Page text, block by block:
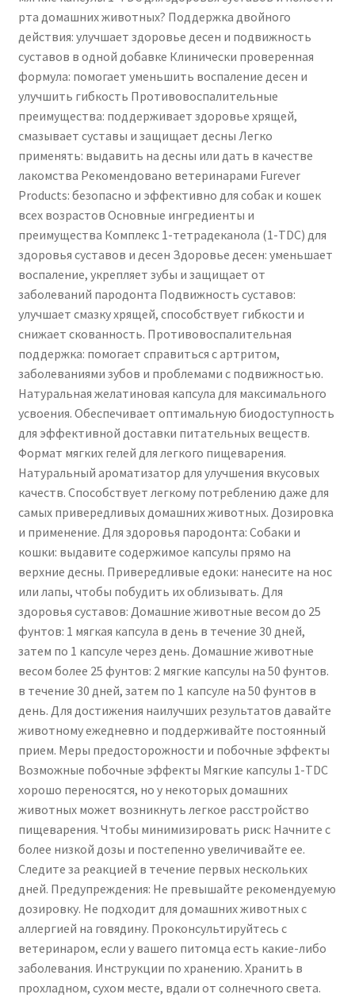
рта домашних животных? Поддержка двойного
действия: улучшает здоровье десен и подвижность
суставов в одной добавке Клинически проверенная
формула: помогает уменьшить воспаление десен и
улучшить гибкость Противовоспалительные
преимущества: поддерживает здоровье хрящей,
смазывает суставы и защищает десны Легко
применять: выдавить на десны или дать в качестве
лакомства Рекомендовано ветеринарами Furever
Products: безопасно и эффективно для собак и кошек
всех возрастов Основные ингредиенты и
преимущества Комплекс 1-тетрадеканола (1-TDC) для
здоровья суставов и десен Здоровье десен: уменьшает
воспаление, укрепляет зубы и защищает от
заболеваний пародонта Подвижность суставов:
улучшает смазку хрящей, способствует гибкости и
снижает скованность. Противовоспалительная
поддержка: помогает справиться с артритом,
заболеваниями зубов и проблемами с подвижностью.
Натуральная желатиновая капсула для максимального
усвоения. Обеспечивает оптимальную биодоступность
для эффективной доставки питательных веществ.
Формат мягких гелей для легкого пищеварения.
Натуральный ароматизатор для улучшения вкусовых
качеств. Способствует легкому потреблению даже для
самых привередливых домашних животных. Дозировка
и применение. Для здоровья пародонта: Собаки и
кошки: выдавите содержимое капсулы прямо на
верхние десны. Привередливые едоки: нанесите на нос
или лапы, чтобы побудить их облизывать. Для
здоровья суставов: Домашние животные весом до 25
фунтов: 1 мягкая капсула в день в течение 30 дней,
затем по 1 капсуле через день. Домашние животные
весом более 25 фунтов: 2 мягкие капсулы на 50 фунтов.
в течение 30 дней, затем по 1 капсуле на 50 фунтов в
день. Для достижения наилучших результатов давайте
животному ежедневно и поддерживайте постоянный
прием. Меры предосторожности и побочные эффекты
Возможные побочные эффекты Мягкие капсулы 1-TDC
хорошо переносятся, но у некоторых домашних
животных может возникнуть легкое расстройство
пищеварения. Чтобы минимизировать риск: Начните с
более низкой дозы и постепенно увеличивайте ее.
Следите за реакцией в течение первых нескольких
дней. Предупреждения: Не превышайте рекомендуемую
дозировку. Не подходит для домашних животных с
аллергией на говядину. Проконсультируйтесь с
ветеринаром, если у вашего питомца есть какие-либо
заболевания. Инструкции по хранению. Хранить в
прохладном, сухом месте, вдали от солнечного света.